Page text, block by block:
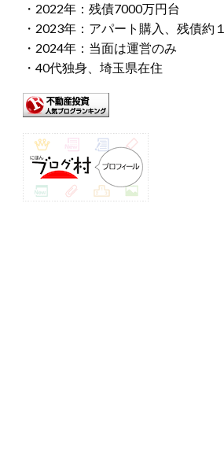
・2022年：残債7000万円台
・2023年：アパート購入、残債約
・2024年：当面は運営のみ
・40代独身、埼玉県在住